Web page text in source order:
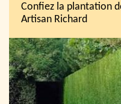
Confiez la plantation
Artisan Richard